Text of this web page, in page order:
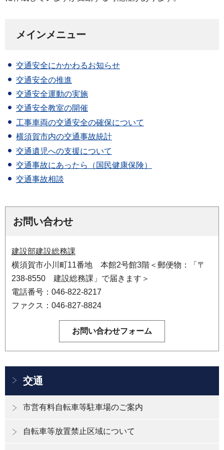
メインメニュー
交通安全にかかわるお知らせ
交通安全の推進
交通安全運動の実施
交通安全教室の開催
工事車両の交通安全の確保について
横須賀市内の交通事故統計
交通遺児への支援について
交通事故にあったら（国民健康保険）
交通事故相談
お問い合わせ
建設部建設総務課
横須賀市小川町11番地 本館2号館3階＜郵便物：「〒
238-8550 建設総務課」で届きます＞
電話番号：046-822-8217
ファクス：046-827-8824
交通
市営有料自転車等駐車場のご案内
自転車等放置禁止区域について